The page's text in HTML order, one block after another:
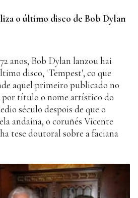
o último disco de Bob Dylan
anos, Bob Dylan lanzou hai
disco, 'Tempest', co que
aquel primeiro publicado no
por título o nome artístico do
século despois de que o
andaina, o coruñés Vicente
tese doutoral sobre a faciana